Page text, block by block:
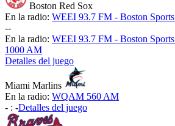
Boston Red Sox
En la radio: WEEI 93.7 FM - Boston
--
En la radio: WEEI 93.7 FM - Boston
1000 AM
Detalles del juego
Miami Marlins
En la radio: WQAM 560 AM
- : -Detalles del juego